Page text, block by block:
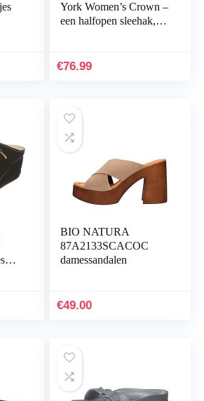
York Women’s Crown –
een halfopen sleehak, 4
ultralichte zool
€76.99
BIO NATURA
87A2133SCACOC
damessandalen
€49.00